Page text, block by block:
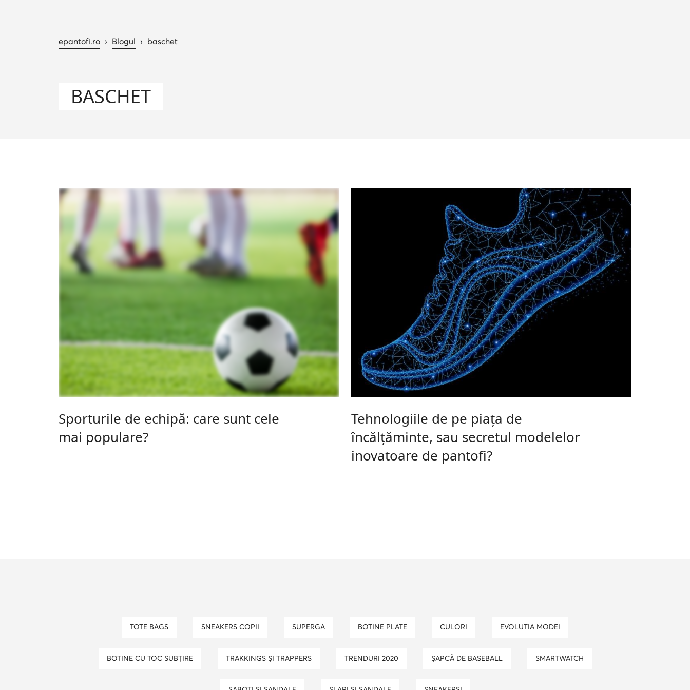
epantofi.ro › Blogul › baschet
BASCHET
Sporturile de echipă: care sunt cele
mai populare?
Tehnologiile de pe piața de
încălțăminte, sau secretul modelelor
inovatoare de pantofi?
TOTE BAGS SNEAKERS COPII SUPERGA BOTINE PLATE CULORI EVOLUTIA MODEI
BOTINE CU TOC SUBȚIRE TRAKKINGS ȘI TRAPPERS TRENDURI 2020 ȘAPCĂ DE BASEBALL SMARTWATCH